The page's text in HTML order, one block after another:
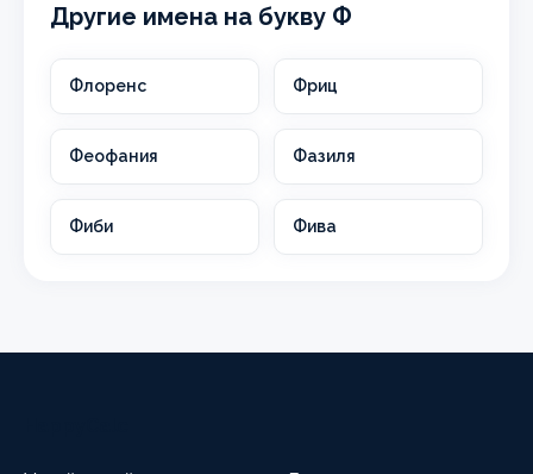
Другие имена на букву Ф
Флоренс Фриц
Феофания Фазиля
Фиби Фива